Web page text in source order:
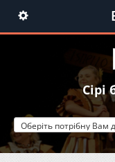
Toggle
navigation